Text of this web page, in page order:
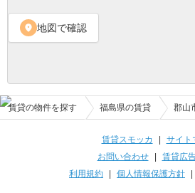
location_on 地図で確認
賃貸の物件を探す 福島県の賃貸 郡山
賃貸スモッカ
サイト
お問い合わせ| 賃貸広
利用規約
個人情報保護方針